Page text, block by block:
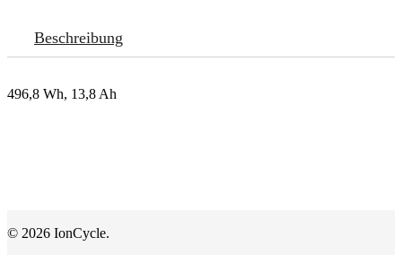
Beschreibung
496,8 Wh, 13,8 Ah
© 2026 IonCycle.